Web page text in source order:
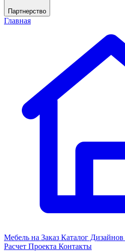
Партнерство
Главная
Мебель на Заказ Каталог Дизайнов
Расчет Проекта Контакты